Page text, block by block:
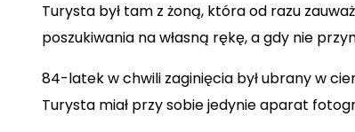
Turysta był tam z żoną, która od razu
poszukiwania na własną rękę, a gdy nie
84-latek w chwili zaginięcia był ubrany w
Turysta miał przy sobie jedynie aparat